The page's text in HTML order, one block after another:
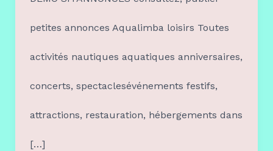
petites annonces Aqualimba loisirs Toutes
activités nautiques aquatiques anniversaires,
concerts, spectaclesévénements festifs,
attractions, restauration, hébergements dans
[…]